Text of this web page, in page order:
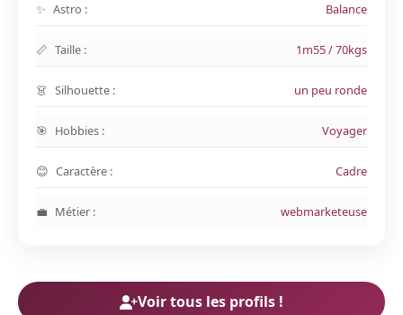
Astro : Balance
Taille : 1m55 / 70kgs
Silhouette : un peu ronde
Hobbies : Voyager
Caractère : Cadre
Métier : webmarketeuse
Voir tous les profils !